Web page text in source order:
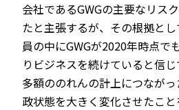
会社であるGWGの主要なリス
たと主張するが、その根拠と
員の中にGWGが2020年時点で
りビジネスを続けていると信
多額ののれんの計上につなが
政状態を大きく変化させたこ